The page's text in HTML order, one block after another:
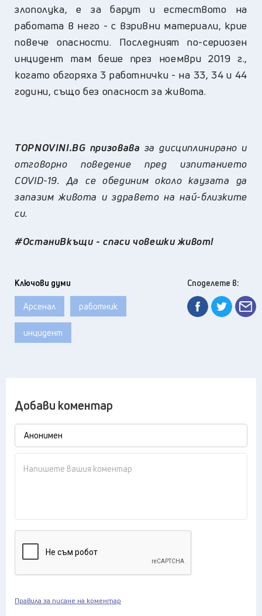
злополука, е за барут и естеството на
работата в него - с взривни материали, крие
повече опасности. Последният по-сериозен
инцидент там беше през ноември 2019 г.,
когато обгоряха 3 работнички - на 33, 34 и 44
години, също без опасност за живота.
TOPNOVINI.BG призовава за дисциплинирано и
отговорно поведение пред изпитанието
COVID-19. Да се обединим около каузата да
запазим живота и здравето на най-близките
си.
#ОстаниВкъщи - спаси човешки живот!
Ключови думи
Арсенал работник
инцидент
Споделете в:
Добави коментар
Правила за писане на коментар